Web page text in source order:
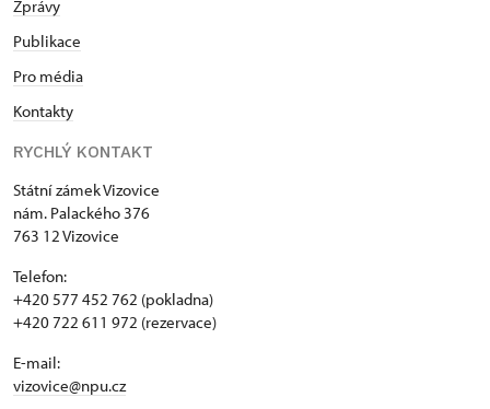
Zprávy
Publikace
Pro média
Kontakty
RYCHLÝ KONTAKT
Státní zámek Vizovice
nám. Palackého 376
763 12 Vizovice
Telefon:
+420 577 452 762 (pokladna)
+420 722 611 972 (rezervace)
E-mail:
vizovice@npu.cz